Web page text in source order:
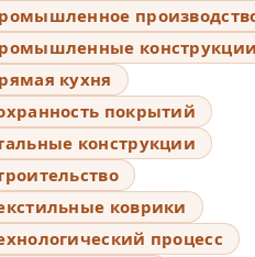
конструкции
кухня
покрытий
конструкции
коврики
процесс